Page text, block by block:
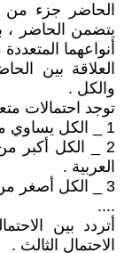
الحاضر جزء من
يتضمن الحاضر ،
أنواعهما
العلاقة بين
والكل .
توجد احتمالات
1 _ الكل يساوي مجموع الأجزاء .
2 _ الكل أكبر
العربية .
3 _ الكل أصغر من مجموع الأجزاء .
....
أتردد بين
الاحتمال الثالث .